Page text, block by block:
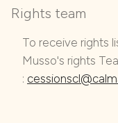
Rights team
To receive rights
Musso's rights
: